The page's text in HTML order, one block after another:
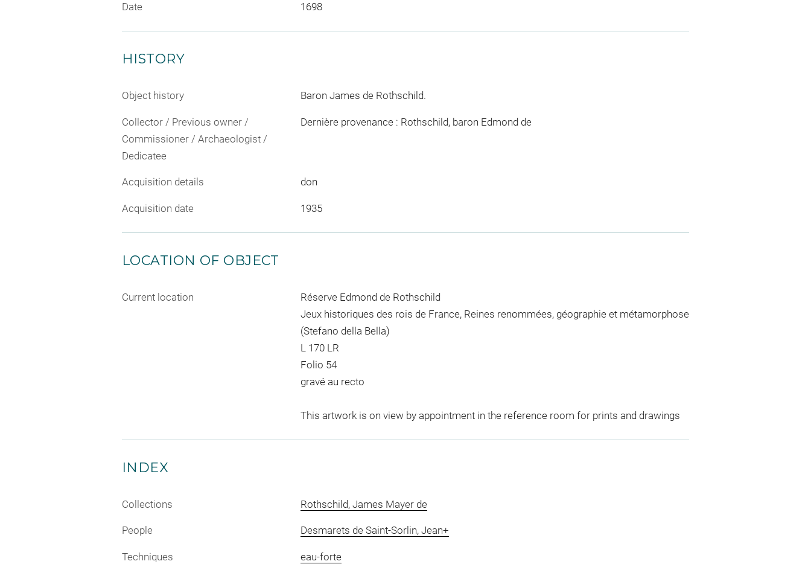
Date 1698
HISTORY
Object history Baron James de Rothschild.
Collector / Previous owner /
Commissioner / Archaeologist /
Dedicatee
Dernière provenance : Rothschild, baron Edmond de
Acquisition details don
Acquisition date 1935
LOCATION OF OBJECT
Current location
Réserve Edmond de Rothschild
Jeux historiques des rois de France, Reines renommées, géographie et métamorphose
(Stefano della Bella)
L 170 LR
Folio 54
gravé au recto
This artwork is on view by appointment in the reference room for prints and drawings
INDEX
Collections Rothschild, James Mayer de
People Desmarets de Saint-Sorlin, Jean+
Techniques eau-forte